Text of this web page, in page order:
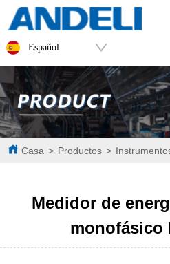
Español
Casa > Productos >
Medidor de
monofásico